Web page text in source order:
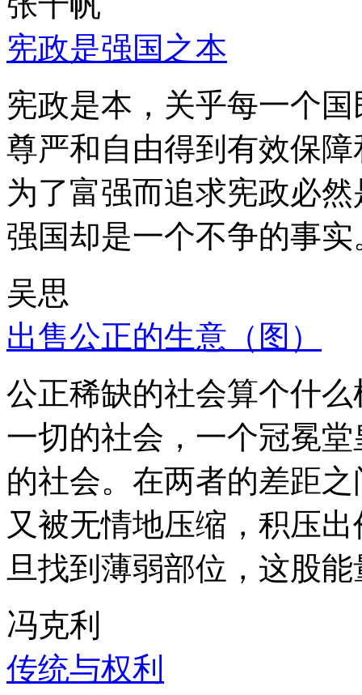
宪政是强国之本
宪政是本，关乎每一个
尊严和自由得到有效保
为了富强而追求宪政必
强国却是一个不争的事实
吴思
出售公正的生意（图）
公正稀缺的社会算个什
一切的社会，一个冠冕
的社会。在两者的差距
又被无情地压缩，积压
旦找到薄弱部位，这股
冯克利
传统与权利